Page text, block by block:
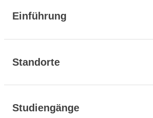
Einführung
Standorte
Studiengänge